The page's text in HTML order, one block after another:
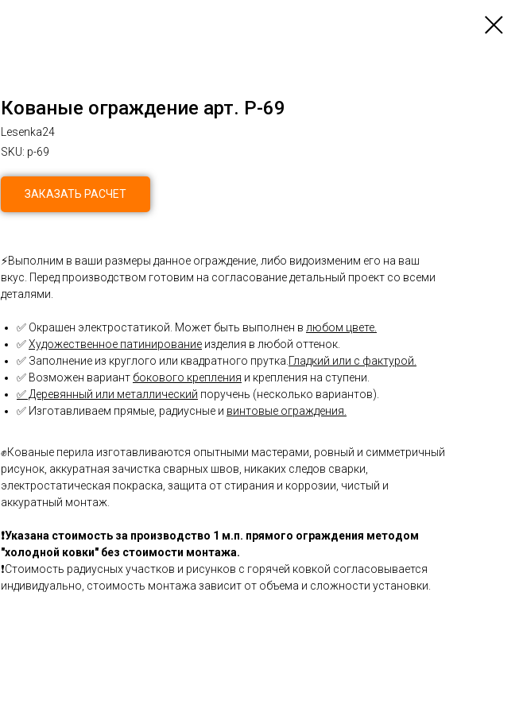
Кованые ограждение арт. P-69
Lesenka24
SKU: p-69
ЗАКАЗАТЬ РАСЧЕТ
⚡Выполним в ваши размеры данное ограждение, либо видоизменим его на ваш
вкус. Перед производством готовим на согласование детальный проект со всеми
деталями.
✅ Окрашен электростатикой. Может быть выполнен в любом цвете.
✅Художественное патинирование изделия в любой оттенок.
✅ Заполнение из круглого или квадратного прутка. Гладкий или с фактурой.
✅ Возможен вариант бокового крепления и крепления на ступени.
✅ Деревянный или металлический поручень (несколько вариантов).
✅ Изготавливаем прямые, радиусные и винтовые ограждения.
✊Кованые перила изготавливаются опытными мастерами, ровный и симметричный
рисунок, аккуратная зачистка сварных швов, никаких следов сварки,
электростатическая покраска, защита от стирания и коррозии, чистый и
аккуратный монтаж.
❗Указана стоимость за производство 1 м.п. прямого ограждения методом
"холодной ковки" без стоимости монтажа.
❗Стоимость радиусных участков и рисунков с горячей ковкой согласовывается
индивидуально, стоимость монтажа зависит от объема и сложности установки.